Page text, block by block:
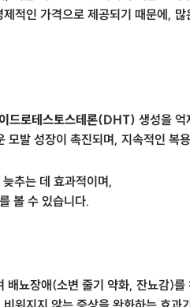
적인 가격으로 제공되기 때문에,
드로테스토스테론(DHT) 생성을 억
발 성장이 촉진되며, 지속적인 복
추는 데 효과적이며,
볼 수 있습니다.
배뇨장애(소변 줄기 약화, 잔뇨감)를